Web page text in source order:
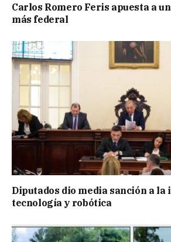
Carlos Romero Feris apuesta a
más federal
Diputados dio media sanción a la
tecnología y robótica